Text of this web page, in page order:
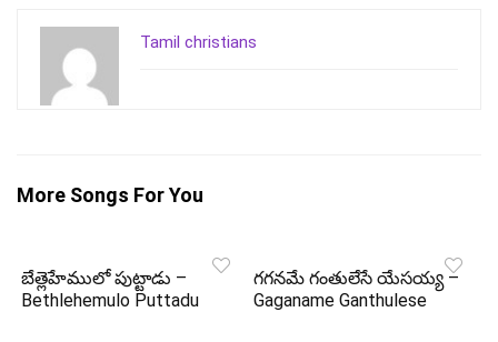
Tamil christians
More Songs For You
బేత్లెహేములో పుట్టాడు –
Bethlehemulo Puttadu
గగనమే గంతులేసే యేసయ్య –
Gaganame Ganthulese